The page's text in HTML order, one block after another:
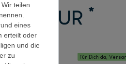
EUR *
1Stück
Für Dich da,
teilen
eines
erteilt oder
und die
zu